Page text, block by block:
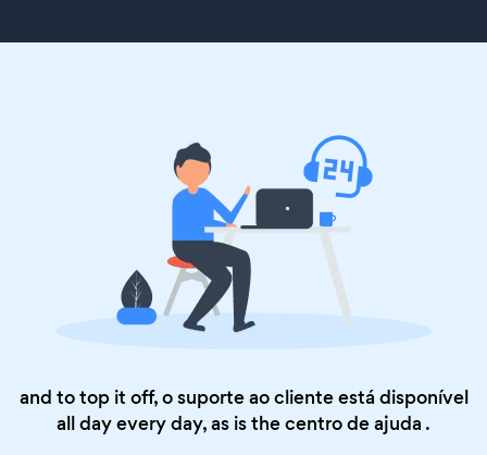
and to top it off, o suporte ao cliente está disponível
all day every day, as is thecentro de ajuda .